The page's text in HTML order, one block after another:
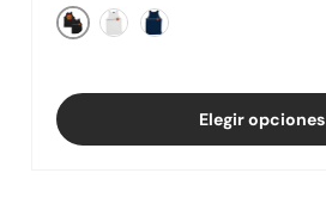
NegroBlancoMarina de guerra
Elegir opciones